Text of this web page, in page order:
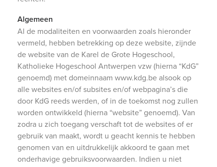
Algemeen
Al de modaliteiten en voorwaarden zoals hieronder
vermeld, hebben betrekking op deze website, zijnde
de website van de Karel de Grote Hogeschool,
Katholieke Hogeschool Antwerpen vzw (hierna “KdG”
genoemd) met domeinnaam www.kdg.be alsook op
alle websites en/of subsites en/of webpagina’s die
door KdG reeds werden, of in de toekomst nog zullen
worden ontwikkeld (hierna “website” genoemd). Van
zodra u zich toegang verschaft tot de websites of er
gebruik van maakt, wordt u geacht kennis te hebben
genomen van en uitdrukkelijk akkoord te gaan met
onderhavige gebruiksvoorwaarden. Indien u niet